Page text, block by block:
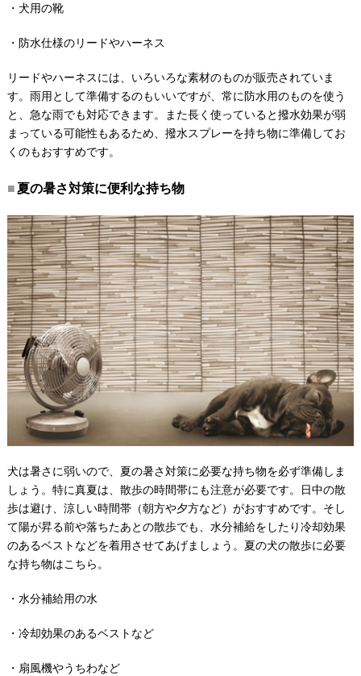
・犬用の靴
・防水仕様のリードやハーネス
リードやハーネスには、いろいろな素材のものが販売されていま
す。雨用として準備するのもいいですが、常に防水用のものを使う
と、急な雨でも対応できます。また長く使っていると撥水効果が弱
まっている可能性もあるため、撥水スプレーを持ち物に準備してお
くのもおすすめです。
夏の暑さ対策に便利な持ち物
犬は暑さに弱いので、夏の暑さ対策に必要な持ち物を必ず準備しま
しょう。特に真夏は、散歩の時間帯にも注意が必要です。日中の散
歩は避け、涼しい時間帯（朝方や夕方など）がおすすめです。そし
て陽が昇る前や落ちたあとの散歩でも、水分補給をしたり冷却効果
のあるベストなどを着用させてあげましょう。夏の犬の散歩に必要
な持ち物はこちら。
・水分補給用の水
・冷却効果のあるベストなど
・扇風機やうちわなど